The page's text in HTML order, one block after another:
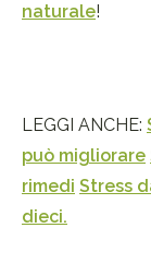
naturale!
LEGGI ANCHE:
può migliorare
rimedi Stress
dieci.